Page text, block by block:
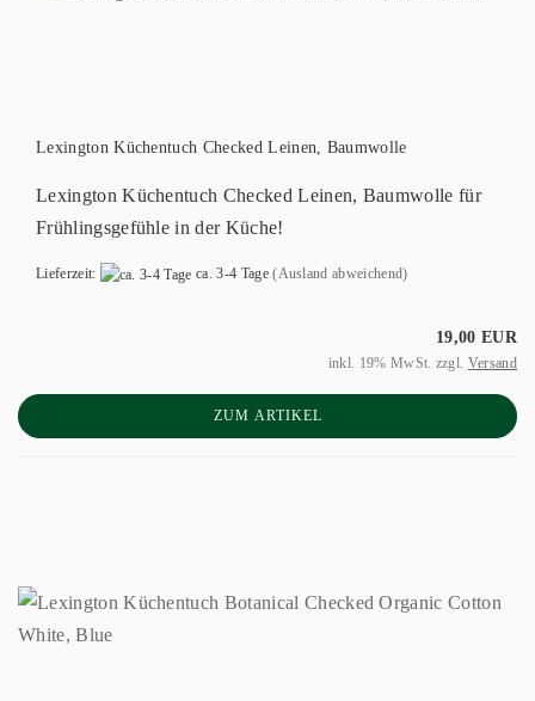
Lexington Küchentuch Checked Leinen, Baumwolle
Lexington Küchentuch Checked Leinen, Baumwolle für
Frühlingsgefühle in der Küche!
Lieferzeit: ca. 3-4 Tage (Ausland abweichend)
19,00 EUR
inkl. 19% MwSt. zzgl. Versand
ZUM ARTIKEL